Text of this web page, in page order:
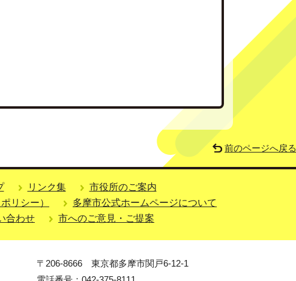
前のページへ戻る
リンク集
市役所のご案内
リシー）
多摩市公式ホームページについて
合わせ
市へのご意見・ご提案
〒206-8666 東京都多摩市関戸6-12-1